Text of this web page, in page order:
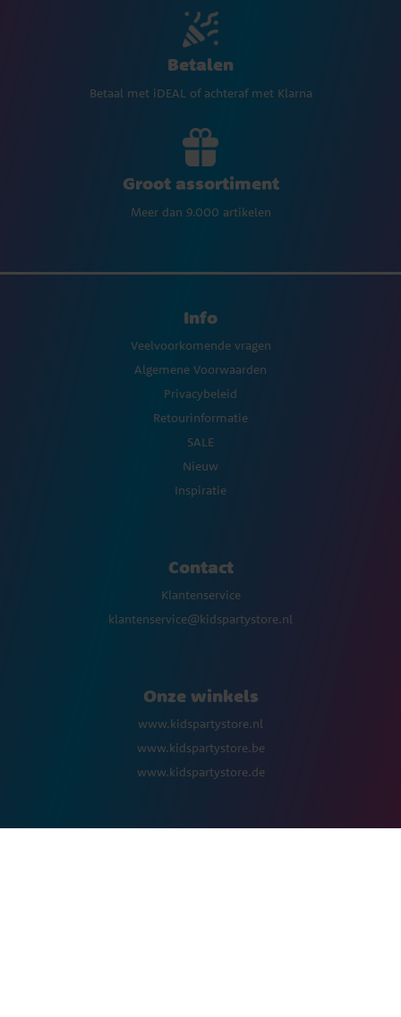
Betalen
Betaal met iDEAL of achteraf met Klarna
Groot assortiment
Meer dan 9.000 artikelen
Info
Veelvoorkomende vragen
Algemene Voorwaarden
Privacybeleid
Retourinformatie
SALE
Nieuw
Inspiratie
Contact
Klantenservice
klantenservice@kidspartystore.nl
Onze winkels
www.kidspartystore.nl
www.kidspartystore.be
www.kidspartystore.de